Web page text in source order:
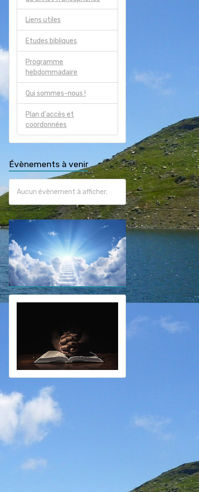
Liens utiles
Etudes bibliques
Programme
hebdommadaire
Qui sommes-nous !
Plan d'accès et
coordonnées
Évènements à venir
Aucun évènement à afficher.